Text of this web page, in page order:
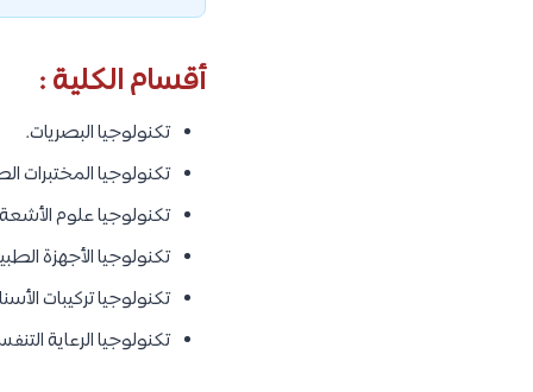
أقسام الكلية :
تكنولوجيا البصريات.
تكنولوجيا المختبرات
تكنولوجيا علوم
تكنولوجيا الأجهزة
تكنولوجيا تركيبات
تكنولوجيا الرعاية